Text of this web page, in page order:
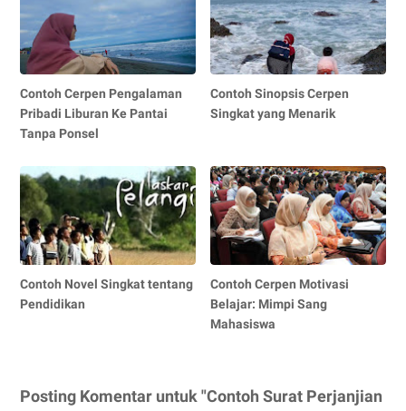
Contoh Cerpen Pengalaman
Pribadi Liburan Ke Pantai
Tanpa Ponsel
Contoh Sinopsis Cerpen
Singkat yang Menarik
Contoh Novel Singkat tentang
Pendidikan
Contoh Cerpen Motivasi
Belajar: Mimpi Sang
Mahasiswa
Posting Komentar untuk "Contoh Surat Perjanjian